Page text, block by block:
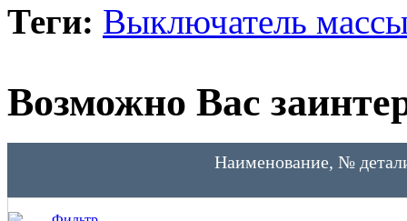
Теги: Выключатель
Возможно Вас
Наименование, №